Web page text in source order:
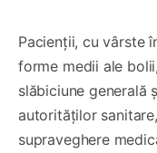
Pacienții, cu vârste
forme medii ale
slăbiciune generală
autorităților
supraveghere